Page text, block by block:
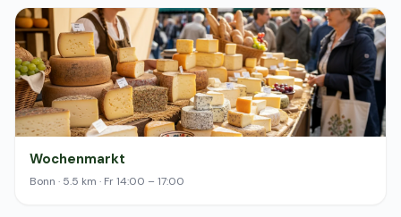
Wochenmarkt
Bonn · 5.5 km · Fr 14:00 – 17:00